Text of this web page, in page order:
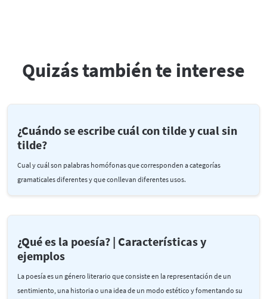
Quizás también te interese
¿Cuándo se escribe cuál con tilde y cual sin
tilde?
Cual y cuál son palabras homófonas que corresponden a categorías
gramaticales diferentes y que conllevan diferentes usos.
¿Qué es la poesía? | Características y
ejemplos
La poesía es un género literario que consiste en la representación de un
sentimiento, una historia o una idea de un modo estético y fomentando su